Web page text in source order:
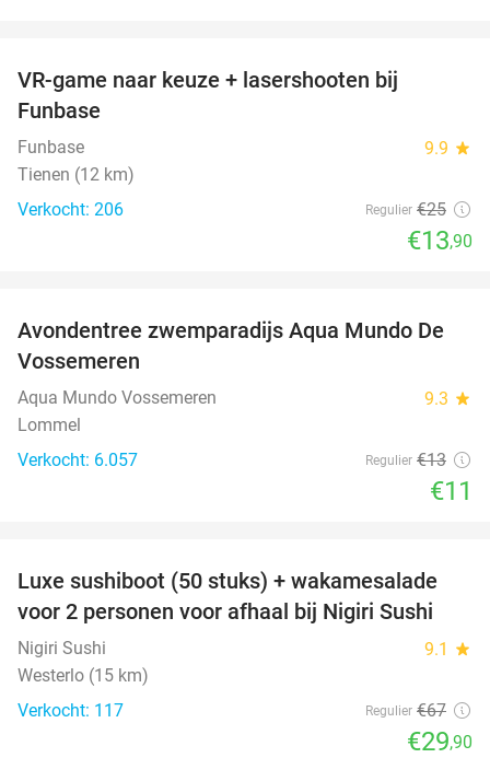
VR-game naar keuze + lasershooten bij
Funbase
Funbase 9.9 star
Tienen (12 km)
Verkocht: 206
Regulier €25
€13,90
15%
Avondentree zwemparadijs Aqua Mundo De
Vossemeren
Aqua Mundo Vossemeren 9.3 star
Lommel
Verkocht: 6.057
Regulier €13
€11
55%
Luxe sushiboot (50 stuks) + wakamesalade
voor 2 personen voor afhaal bij Nigiri Sushi
Nigiri Sushi 9.1 star
Westerlo (15 km)
Verkocht: 117
Regulier €67
€29,90